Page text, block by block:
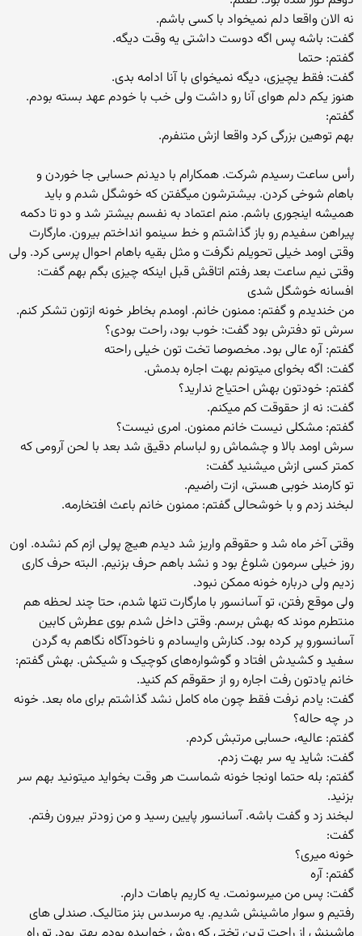
نه الان واقعا دلم نمیخواد با کسی باشم.
گفت: باشه پس اگه دوست داشتی یه وقت دیگه.
گفتم: حتما
گفت: فقط یچیزی، دیگه نمیخوای با آنا ادامه بدی.
هنوز یکم دلم هوای آنا رو داشت ولی خب با خودم عهد بسته بودم.
گفتم:
بهم توهین بزرگی کرد واقعا ازش متنفرم.
رأس ساعت رسیدم شرکت. همکارام با دیدنم حسابی جا خوردن و
باهام شوخی کردن. بیشترشون میگفتن که خوشگل شدم و باید
همیشه اینجوری باشم. منم اعتماد به نفسم بیشتر شد و دو تا دکمه‌
پیراهن سفیدم رو باز گذاشتم و خط سینمو انداختم بیرون. مارگارت
وقتی اومد خیلی تحویلم نگرفت و مثل بقیه باهام احوال پرسی کرد. ولی
وقتی نیم ساعت بعد رفتم اتاقش قبل اینکه چیزی بگم بهم گفت:
افسانه خوشگل شدی
من خندیدم و گفتم: ممنون خانم. اومدم بخاطر خونه ازتون تشکر کنم.
سرش تو دفترش بود گفت: خوب بود، راحت بودی؟
گفتم: آره عالی بود. مخصوصا تخت تون خیلی راحته
گفت: اگه بخوای میتونم بهت اجاره بدمش.
گفتم: خودتون بهش احتیاج ندارید؟
گفت: نه از حقوقت کم میکنم.
گفتم: مشکلی نیست خانم ممنون. امری نیست؟
سرش اومد بالا و چشماش رو لباسام دقیق شد بعد با لحن آرومی که
کمتر کسی ازش میشنید گفت:
تو کارمند خوبی هستی، ازت راضیم.
لبخند زدم و با خوشحالی گفتم: ممنون خانم باعث افتخارمه.
وقتی آخر ماه شد و حقوقم واریز شد دیدم هیچ پولی ازم کم نشده. اون
روز خیلی سرمون شلوغ بود و نشد باهم حرف بزنیم. البته حرف کاری
زدیم ولی درباره خونه ممکن نبود.
ولی موقع رفتن، تو آسانسور با مارگارت تنها شدم، حتا چند لحظه هم
منتطرم موند که بهش برسم. وقتی داخل شدم بوی عطرش کابین
آسانسورو پر کرده بود. کنارش وایسادم و ناخودآگاه نگاهم به گردن
سفید و کشیدش افتاد و گوشواره‌های کوچیک و شیکش. بهش گفتم:
خانم یادتون رفت اجاره رو از حقوقم کم کنید.
گفت: یادم نرفت فقط چون ماه کامل نشد گذاشتم برای ماه بعد. خونه
در چه حاله؟
گفتم: عالیه، حسابی مرتبش کردم.
گفت: شاید یه سر بهت زدم.
گفتم: بله حتما اونجا خونه شماست هر وقت بخواید میتونید بهم سر
بزنید.
لبخند زد و گفت باشه. آسانسور پایین رسید و من زودتر بیرون رفتم.
گفت:
خونه میری؟
گفتم: آره
گفت: پس من میرسونمت. یه کاریم باهات دارم.
رفتیم و سوار ماشینش شدیم. یه مرسدس بنز متالیک‌. صندلی های